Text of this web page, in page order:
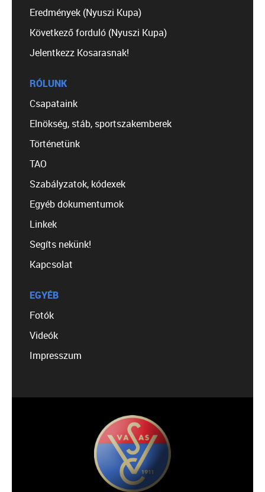
Eredmények (Nyuszi Kupa)
Következő forduló (Nyuszi Kupa)
Jelentkezz Kosarasnak!
RÓLUNK
Csapataink
Elnökség, stáb, sportszakemberek
Történetünk
TAO
Szabályzatok, kódexek
Egyéb dokumentumok
Linkek
Segíts nekünk!
Kapcsolat
EGYÉB
Fotók
Videók
Impresszum